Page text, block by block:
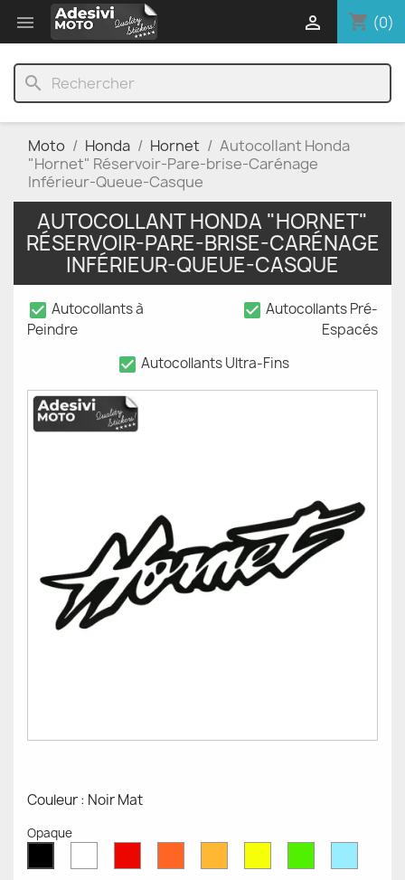
 shopping_cart (0)

search
Moto Honda Hornet
Autocollant Honda
"Hornet" Réservoir-Pare-brise-Carénage
Inférieur-Queue-Casque
AUTOCOLLANT HONDA "HORNET"
RÉSERVOIR-PARE-BRISE-CARÉNAGE
INFÉRIEUR-QUEUE-CASQUE
check_box Autocollants à
Peindre
check_box Autocollants Pré-
Espacés
check_box Autocollants Ultra-Fins
Couleur : Noir Mat
Opaque
Mat
Mat
Mat
Mat
Mate
OpaqueMat
Opaque